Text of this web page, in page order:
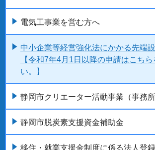
電気工事業を営む方へ
中小企業等経営強化法にかかる先端
【令和7年4月1日以降の申請はこち
い。】
静岡市クリエーター活動事業（事務
静岡市脱炭素支援資金補助金
移住・就業支援金制度に係る法人登